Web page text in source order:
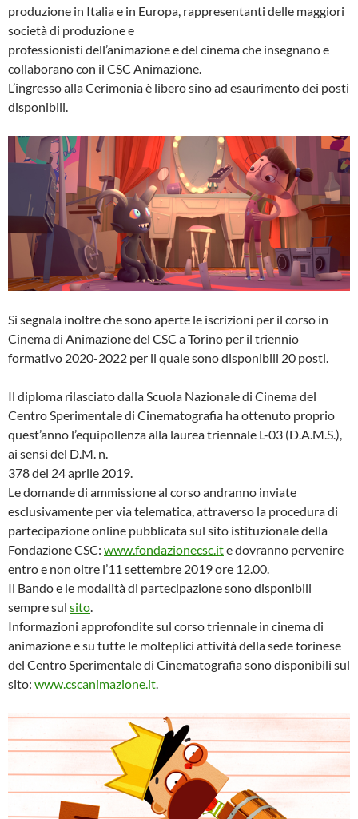
produzione in Italia e in Europa, rappresentanti delle maggiori
società di produzione e
professionisti dell’animazione e del cinema che insegnano e
collaborano con il CSC Animazione.
L’ingresso alla Cerimonia è libero sino ad esaurimento dei posti
disponibili.
Si segnala inoltre che sono aperte le iscrizioni per il corso in
Cinema di Animazione del CSC a Torino per il triennio
formativo 2020-2022 per il quale sono disponibili 20 posti.
Il diploma rilasciato dalla Scuola Nazionale di Cinema del
Centro Sperimentale di Cinematografia ha ottenuto proprio
quest’anno l’equipollenza alla laurea triennale L-03 (D.A.M.S.),
ai sensi del D.M. n.
378 del 24 aprile 2019.
Le domande di ammissione al corso andranno inviate
esclusivamente per via telematica, attraverso la procedura di
partecipazione online pubblicata sul sito istituzionale della
Fondazione CSC: www.fondazionecsc.ite dovranno pervenire
entro e non oltre l’11 settembre 2019 ore 12.00.
Il Bando e le modalità di partecipazione sono disponibili
sempre sul sito
Informazioni approfondite sul corso triennale in cinema di
animazione e su tutte le molteplici attività della sede torinese
del Centro Sperimentale di Cinematografia sono disponibili sul
sito: www.cscanimazione.it